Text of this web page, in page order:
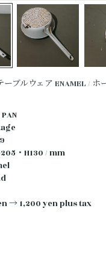
ーブルウェア ENAMEL / ホ
・H130 / mm
→ 1,200 yen plus tax